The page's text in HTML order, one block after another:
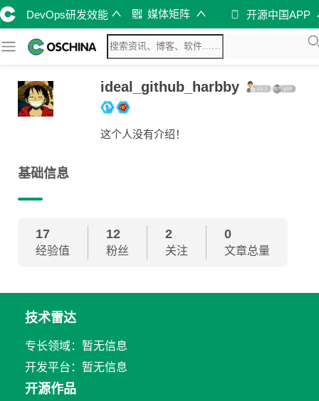
DevOps研发效能 媒体矩阵 开源中国APP
ideal_github_harbby
这个人没有介绍！
基础信息
17
经验值
12
粉丝
2
关注
0
文章总量
技术雷达
专长领域：暂无信息
开发平台：暂无信息
开源作品